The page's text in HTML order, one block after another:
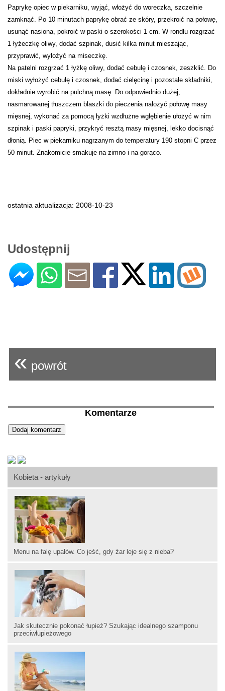
Kobieta - artykuły
Menu na falę upałów. Co jeść, gdy żar leje się z nieba?
Jak skutecznie pokonać łupież? Szukając idealnego szamponu
przeciwłupieżowego
Paprykę opiec w piekarniku, wyjąć, włożyć do woreczka, szczelnie
zamknąć. Po 10 minutach paprykę obrać ze skóry, przekroić na połowę,
usunąć nasiona, pokroić w paski o szerokości 1 cm. W rondlu rozgrzać
1 łyżeczkę oliwy, dodać szpinak, dusić kilka minut mieszając,
przyprawić, wyłożyć na miseczkę.
Na patelni rozgrzać 1 łyżkę oliwy, dodać cebulę i czosnek, zeszklić. Do
miski wyłożyć cebulę i czosnek, dodać cielęcinę i pozostałe składniki,
dokładnie wyrobić na pulchną masę. Do odpowiednio dużej,
nasmarowanej tłuszczem blaszki do pieczenia nałożyć połowę masy
mięsnej, wykonać za pomocą łyżki wzdłużne wgłębienie ułożyć w nim
szpinak i paski papryki, przykryć resztą masy mięsnej, lekko docisnąć
dłonią. Piec w piekarniku nagrzanym do temperatury 190 stopni C przez
50 minut. Znakomicie smakuje na zimno i na gorąco.
ostatnia aktualizacja: 2008-10-23
Udostępnij
« powrót
Komentarze